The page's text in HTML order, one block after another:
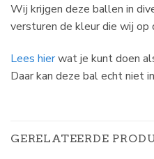
Wij krijgen deze ballen in
versturen de kleur die wij op
Lees hierwat je kunt doen
Daar kan deze bal echt niet
GERELATEERDE